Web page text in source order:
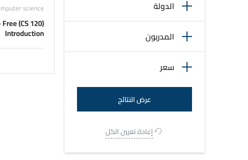
الدولة
المدربون
سعر
إعادة تعيين الكل
science
– Free
Introduction